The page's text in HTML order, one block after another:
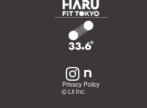
Privacy Policy
©Lii Inc.